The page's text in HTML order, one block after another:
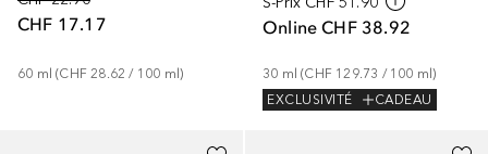
CHF 17.17
60 ml (CHF 28.62 / 100 ml)
Online CHF 38.92
30 ml (CHF 129.73 / 100 ml)
EXCLUSIVITÉ
CADEAU